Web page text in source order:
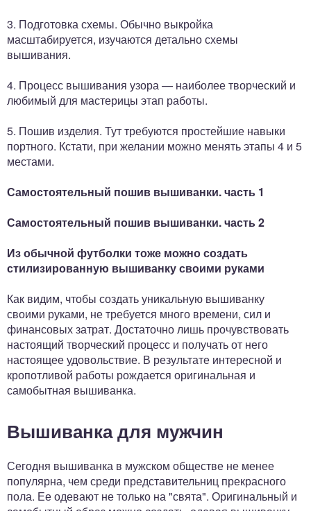
3. Подготовка схемы. Обычно выкройка
масштабируется, изучаются детально схемы
вышивания.
4. Процесс вышивания узора — наиболее творческий и
любимый для мастерицы этап работы.
5. Пошив изделия. Тут требуются простейшие навыки
портного. Кстати, при желании можно менять этапы 4 и 5
местами.
Самостоятельный пошив вышиванки. часть 1
Самостоятельный пошив вышиванки. часть 2
Из обычной футболки тоже можно создать
стилизированную вышиванку своими руками
Как видим, чтобы создать уникальную вышиванку
своими руками, не требуется много времени, сил и
финансовых затрат. Достаточно лишь прочувствовать
настоящий творческий процесс и получать от него
настоящее удовольствие. В результате интересной и
кропотливой работы рождается оригинальная и
самобытная вышиванка.
Вышиванка для мужчин
Сегодня вышиванка в мужском обществе не менее
популярна, чем среди представительниц прекрасного
пола. Ее одевают не только на "свята". Оригинальный и